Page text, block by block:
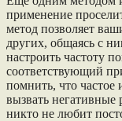
применение
метод позволяет
других, общаясь с
настроить частоту
соответствующий
помнить, что частое
вызвать негативные
никто не любит